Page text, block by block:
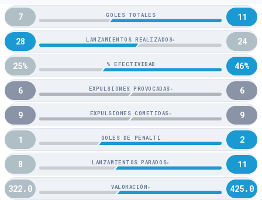
7 GOLES TOTALES 11
28 LANZAMIENTOS REALIZADOS▸ 24
25% % EFECTIVIDAD 46%
6 EXPULSIONES PROVOCADAS▸ 6
9 EXPULSIONES COMETIDAS▸ 9
1 GOLES DE PENALTI 2
8 LANZAMIENTOS PARADOS▸ 11
322.0 VALORACIÓN ▸ 425.0